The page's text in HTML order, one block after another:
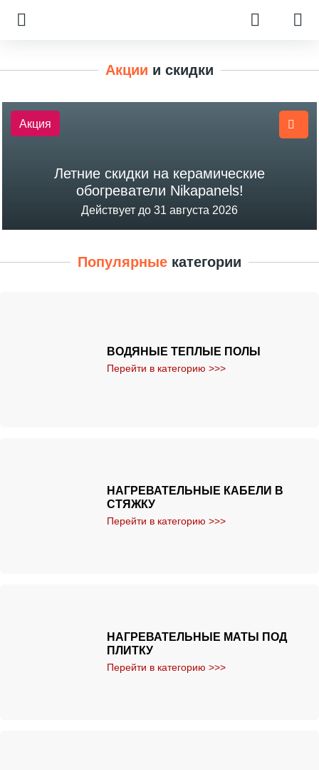
Акции и скидки
Летние скидки на керамические
обогреватели Nikapanels!
Действует до 31 августа 2026
Акция
Популярные категории
ВОДЯНЫЕ ТЕПЛЫЕ ПОЛЫ
Перейти в категорию >>>
НАГРЕВАТЕЛЬНЫЕ КАБЕЛИ В
СТЯЖКУ
Перейти в категорию >>>
НАГРЕВАТЕЛЬНЫЕ МАТЫ ПОД
ПЛИТКУ
Перейти в категорию >>>